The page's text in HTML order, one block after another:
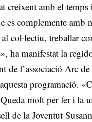
creixent amb el
es complemente amb
col·lectiu, treballar
ha manifestat la
de l’associació Arc
programació.
molt per fer i la
de la Joventut